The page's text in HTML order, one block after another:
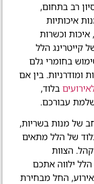
רב בתחום,
איכותיות
איכות וכשרות
קייטרינג הלל
בחומרי גלם
ומודרניות. בין אם
בלוד,
עבורכם.
של מנות בשריות,
בלוד של הלל מתאים
הצוות
ילווה אתכם
החל מבחירת